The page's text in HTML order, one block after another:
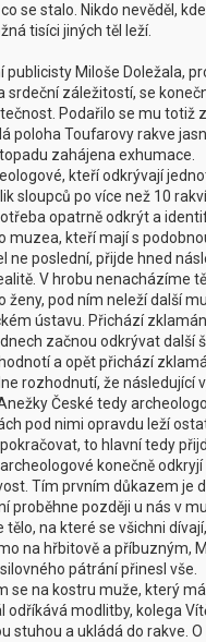
se stalo. Nikdo nevěděl, kde
tisíci jiných těl leží.
publicisty Miloše Doležala,
srdeční záležitostí, se
Podařilo se mu totiž
poloha Toufarovy rakve
zahájena exhumace.
kteří odkrývají
sloupců po více než 10
opatrně odkrýt a
muzea, kteří mají s
ne poslední, přijde hned
V hrobu nenacházíme
ženy, pod ním neleží další
ústavu. Přichází
začnou odkrývat další
a opět přichází
rozhodnutí, že následující
České tedy
pod nimi opravdu leží
to hlavní tedy
konečně
Tím prvním důkazem je
proběhne později u nás v
tělo, na které se všichni
na hřbitově a příbuzným,
pátrání přinesl vše.
se na kostru muže, který
odříkává modlitby, kolega
stuhou a ukládá do rakve.